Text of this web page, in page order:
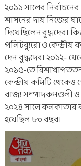
২০১১ সালের
শাসনের দায় নিজের
দিয়েছিলেন বুদ্ধদেব।
পলিটব্যুরো ও কেন্দ্রীয়
দেন বুদ্ধদেব। ২০১২-
২০১৫-তে
কেন্দ্রীয় কমিটি থেকেও
রাজ্য সম্পাদকমণ্ডলী
২০২৪ সালে কলকাতার
হয়েছিল ৮০ বছর।